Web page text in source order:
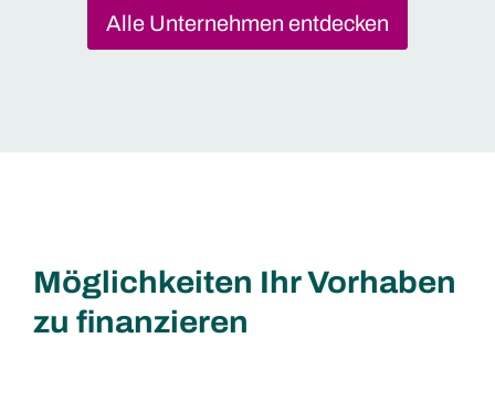
Alle Unternehmen entdecken
Möglichkeiten Ihr Vorhaben
zu finanzieren